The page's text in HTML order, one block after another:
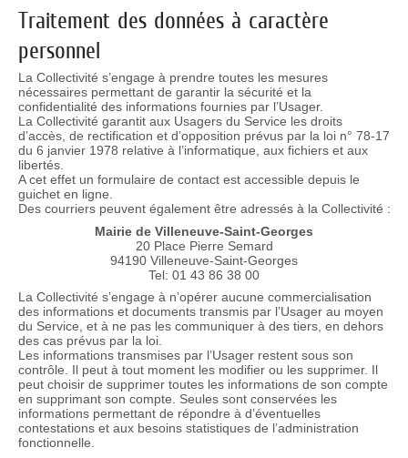
Traitement des données à caractère
personnel
La Collectivité s’engage à prendre toutes les mesures
nécessaires permettant de garantir la sécurité et la
confidentialité des informations fournies par l’Usager.
La Collectivité garantit aux Usagers du Service les droits
d’accès, de rectification et d’opposition prévus par la loi n° 78-17
du 6 janvier 1978 relative à l’informatique, aux fichiers et aux
libertés.
A cet effet un formulaire de contact est accessible depuis le
guichet en ligne.
Des courriers peuvent également être adressés à la Collectivité :
Mairie de Villeneuve-Saint-Georges
20 Place Pierre Semard
94190 Villeneuve-Saint-Georges
Tel: 01 43 86 38 00
La Collectivité s’engage à n’opérer aucune commercialisation
des informations et documents transmis par l’Usager au moyen
du Service, et à ne pas les communiquer à des tiers, en dehors
des cas prévus par la loi.
Les informations transmises par l’Usager restent sous son
contrôle. Il peut à tout moment les modifier ou les supprimer. Il
peut choisir de supprimer toutes les informations de son compte
en supprimant son compte. Seules sont conservées les
informations permettant de répondre à d’éventuelles
contestations et aux besoins statistiques de l’administration
fonctionnelle.